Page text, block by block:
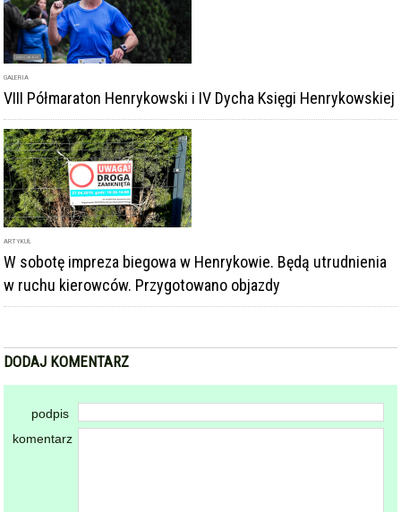
GALERIA
VIII Półmaraton Henrykowski i IV Dycha Księgi Henrykowskiej
ARTYKUŁ
W sobotę impreza biegowa w Henrykowie. Będą utrudnienia
w ruchu kierowców. Przygotowano objazdy
DODAJ KOMENTARZ
podpis
komentarz